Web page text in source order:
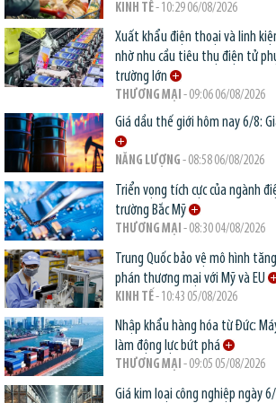
KINH TẾ- 10:29 06/08/2026
Xuất khẩu điện thoại và linh
nhờ nhu cầu tiêu thụ điện tử
trường lớn
THƯƠNG MẠI - 09:06 06/08/2026
Giá dầu thế giới hôm nay 6/8:
NĂNG LƯỢNG - 08:58 06/08/2026
Triển vọng tích cực của ngành
trường Bắc Mỹ
THƯƠNG MẠI - 08:30 04/08/2026
Trung Quốc bảo vệ mô hình
phán thương mại với Mỹ và EU
KINH TẾ- 10:43 05/08/2026
Nhập khẩu hàng hóa từ Đức:
làm động lực bứt phá
THƯƠNG MẠI - 09:05 05/08/2026
Giá kim loại công nghiệp ngày